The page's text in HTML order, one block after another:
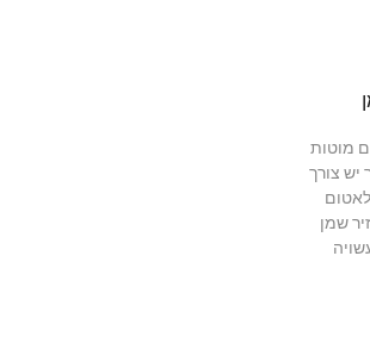
מוטות
יש צורך
שמן